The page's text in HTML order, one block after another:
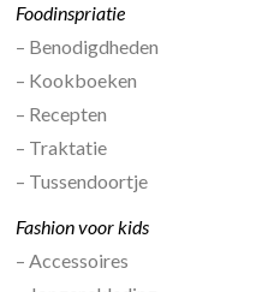
Foodinspriatie
– Benodigdheden
– Kookboeken
– Recepten
– Traktatie
– Tussendoortje
Fashion voor kids
– Accessoires